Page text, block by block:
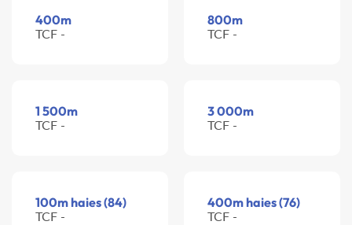
400m
TCF -
800m
TCF -
1 500m
TCF -
3 000m
TCF -
100m haies (84)
TCF -
400m haies (76)
TCF -